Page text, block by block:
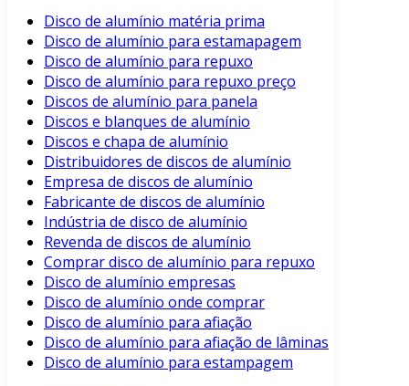
Disco de alumínio matéria prima
Disco de alumínio para estamapagem
Disco de alumínio para repuxo
Disco de alumínio para repuxo preço
Discos de alumínio para panela
Discos e blanques de alumínio
Discos e chapa de alumínio
Distribuidores de discos de alumínio
Empresa de discos de alumínio
Fabricante de discos de alumínio
Indústria de disco de alumínio
Revenda de discos de alumínio
Comprar disco de alumínio para repuxo
Disco de alumínio empresas
Disco de alumínio onde comprar
Disco de alumínio para afiação
Disco de alumínio para afiação de lâminas
Disco de alumínio para estampagem